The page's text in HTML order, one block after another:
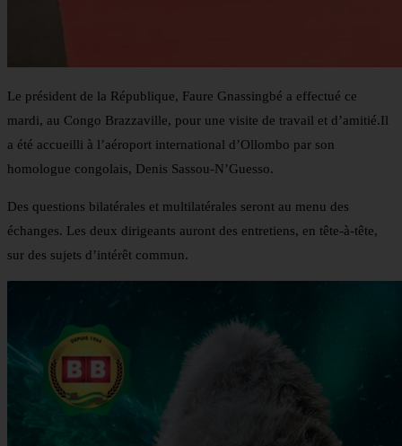
Le président de la République, Faure Gnassingbé a effectué ce
mardi, au Congo Brazzaville, pour une visite de travail et d’amitié.Il
a été accueilli à l’aéroport international d’Ollombo par son
homologue congolais, Denis Sassou-N’Guesso.
Des questions bilatérales et multilatérales seront au menu des
échanges. Les deux dirigeants auront des entretiens, en tête-à-tête,
sur des sujets d’intérêt commun.